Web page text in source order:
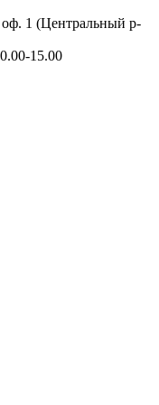
оф. 1 (Центральный р-
15.00